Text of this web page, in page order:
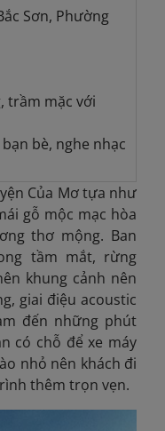
Sơn, Phường
trầm mặc với
bè, nghe nhạc
Của Mơ tựa như
gỗ mộc mạc hòa
thơ mộng. Ban
tầm mắt, rừng
khung cảnh nên
giai điệu acoustic
đến những phút
có chỗ để xe máy
nhỏ nên khách đi
thêm trọn vẹn.